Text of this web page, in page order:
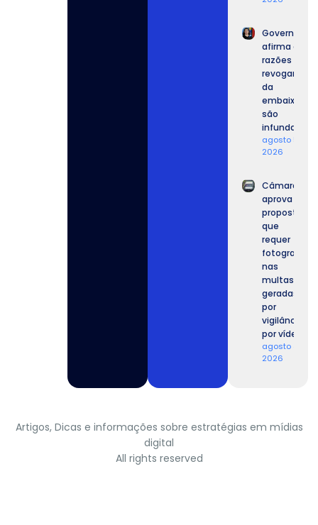
Governo
afirma que
razões para
revogar
da
são
infundadas.
agosto 5,
2026
Câmara
aprova
proposta
que
requer
fotografia
nas
multas
geradas
por
vigilância
por vídeo.
agosto 4,
2026
Artigos, Dicas e informações sobre estratégias em mídias
digital
All rights reserved